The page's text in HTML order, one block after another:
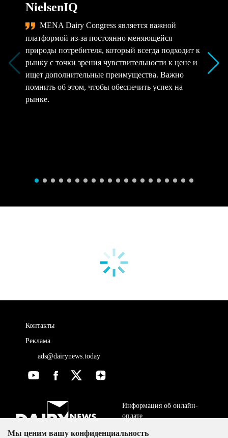
NielsenIQ
MENA Dairy Congress является важной
платформой из-за постоянно меняющейся
природы потребителя, который всегда подходит к
рынку с точки зрения чувствительности к цене и
ищет дополнительные преимущества. Важно
помнить об этом, чтобы обеспечить успех на
рынке.
Контакты
Реклама
ads@dairynews.today
Информация об онлайн-
оплате
ДОГОВОР-ОФЕРТА
Мы ценим вашу конфиденциальность